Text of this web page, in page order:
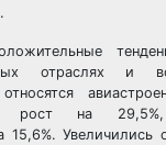
отраслях и
рост на 29,5%,
15,6%. Увеличились